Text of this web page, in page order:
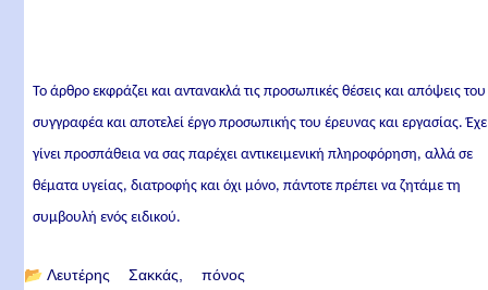
Το άρθρο εκφράζει και αντανακλά τις προσωπικές θέσεις και απόψεις του
συγγραφέα και αποτελεί έργο προσωπικής του έρευνας και εργασίας.
γίνει προσπάθεια να σας παρέχει αντικειμενική πληροφόρηση, αλλά σε
θέματα υγείας, διατροφής και όχι μόνο, πάντοτε πρέπει να ζητάμε τη
συμβουλή ενός ειδικού.
📂 Λευτέρης Σακκάς πόνος